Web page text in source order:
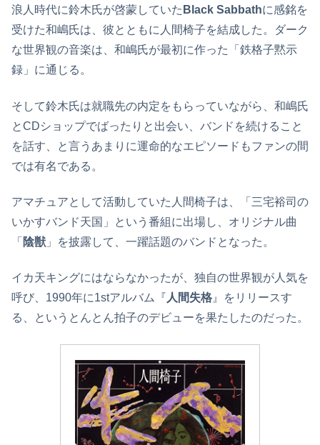
浪人時代に鈴木氏が啓蒙していた Black Sabbathに感銘を
受けた和嶋氏は、彼とともに人間椅子を結成した。ダーク
な世界観の音楽は、和嶋氏が最初に作った「鉄格子黙示
録」に通じる。
そして鈴木氏は就職先の内定をもらっていながら、和嶋氏
とCDショップでばったりと出会い、バンドを続けること
を話す、と言うあまりに運命的なエピソードもファンの間
では有名である。
アマチュアとして活動していた人間椅子は、「三宅裕司の
いかすバンド天国」という番組に出場し、オリジナル曲
「 陰獣 」を披露して、一躍話題のバンドとなった。
イカ天キングにはならなかったが、独自の世界観が人気を
呼び、1990年に1stアルバム『 人間失格 』をリリースす
る、というとんとん拍子のデビューを果たしたのだった。